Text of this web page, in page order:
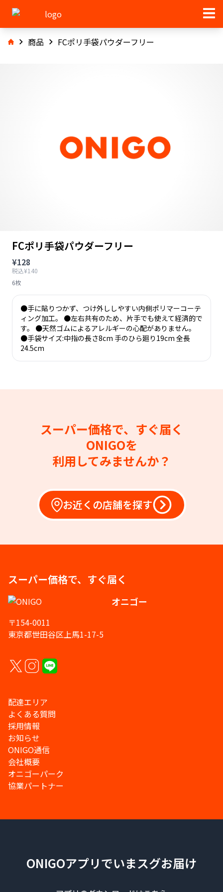
商品 FCポリ手袋パウダーフリー
FCポリ手袋パウダーフリー
¥128
税込¥140
6枚
●手に貼りつかず、つけ外ししやすい内側ポリマーコーテ
ィング加工。 ●左右共有のため、片手でも使えて経済的で
す。 ●天然ゴムによるアレルギーの心配がありません。
●手袋サイズ:中指の長さ8cm 手のひら廻り19cm 全長
24.5cm
スーパー価格で、すぐ届く
ONIGOを
利用してみませんか？
お近くの店舗を探す
スーパー価格で、すぐ届く
オニゴー
〒154-0011
東京都世田谷区上馬1-17-5
配達エリア
よくある質問
採用情報
お知らせ
ONIGO通信
会社概要
オニゴーパーク
協業パートナー
ONIGOアプリでいまスグお届け